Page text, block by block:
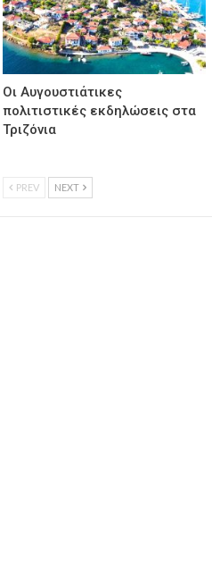
Οι Αυγουστιάτικες
πολιτιστικές εκδηλώσεις στα
Τριζόνια
PREV NEXT